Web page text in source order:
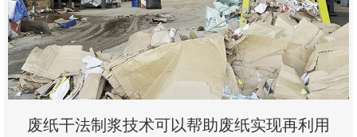
废纸干法制浆技术可以帮助废纸实现再利用